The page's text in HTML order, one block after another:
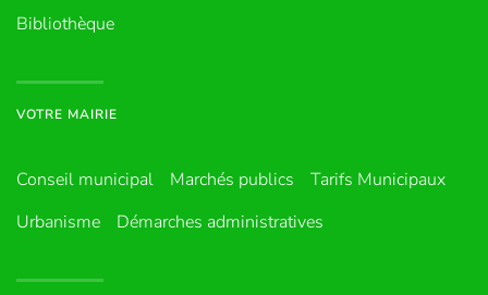
Bibliothèque
VOTRE MAIRIE
Conseil municipal Marchés publics
Tarifs Municipaux
Urbanisme
Démarches administratives